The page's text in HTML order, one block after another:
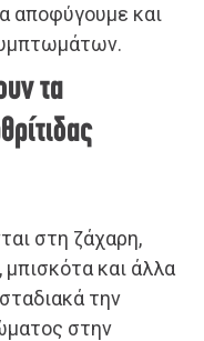
αποφύγουμε και
τα
στη ζάχαρη,
και άλλα
την
στην